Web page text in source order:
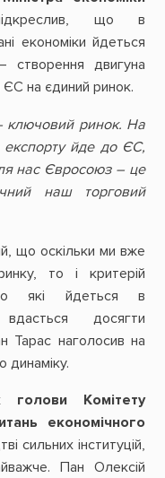
що в
економіки йдеться
створення двигуна
на єдиний ринок.
ключовий ринок. На
експорту йде до ЄС,
нас Євросоюз – це
наш торговий
що оскільки ми вже
то і критерій
які йдеться в
вдасться досягти
Тарас наголосив на
динаміку.
голови Комітету
економічного
сильних інституцій,
Пан Олексій